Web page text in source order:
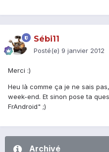
Sébi11
Posté(e) 9 janvier 2012
Merci :)
Heu là comme ça je ne sais
week-end. Et sinon pose ta
FrAndroid" ;)
Archivé